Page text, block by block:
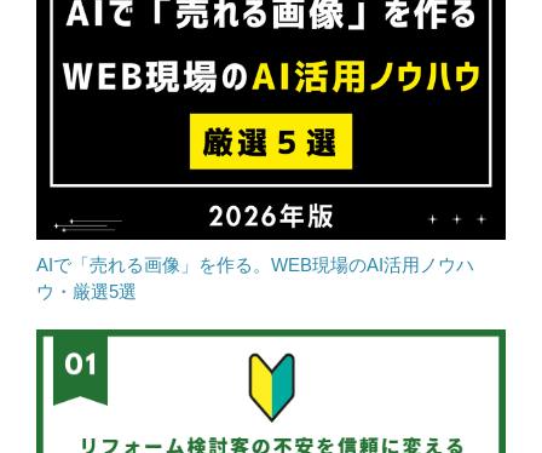
AIで「売れる画像」を作る。WEB現場のAI活用ノウハ
ウ・厳選5選